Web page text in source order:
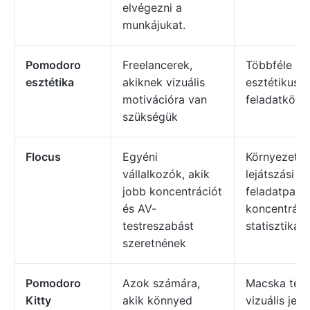
elvégezni a
munkájukat.
Pomodoro
esztétika
Freelancerek,
akiknek vizuális
motivációra van
szükségük
Többféle
esztétikus
Flocus
Egyéni
vállalkozók, akik
jobb koncentrációt
és AV-
testreszabást
szeretnének
Környezeti
lejátszási
statisztikák
Pomodoro
Kitty
Azok számára,
akik könnyed
Macska
vizuális